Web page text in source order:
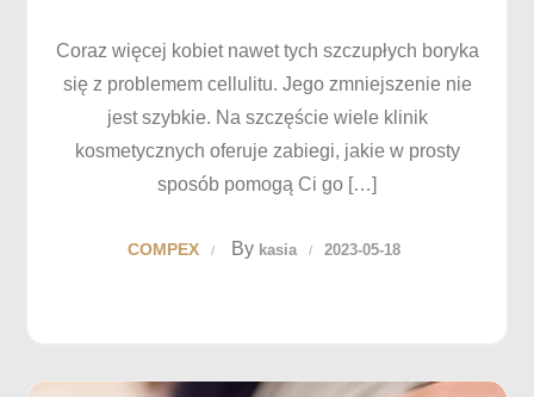
Coraz więcej kobiet nawet tych szczupłych boryka
się z problemem cellulitu. Jego zmniejszenie nie
jest szybkie. Na szczęście wiele klinik
kosmetycznych oferuje zabiegi, jakie w prosty
sposób pomogą Ci go […]
COMPEX By kasia 2023-05-18